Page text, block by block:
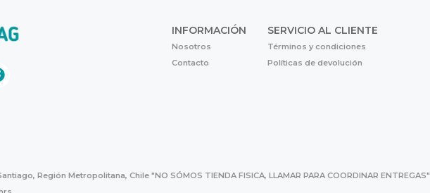
INFORMACIÓN
Nosotros
Contacto
SERVICIO AL CLIENTE
Términos y condiciones
Políticas de devolución
Región Metropolitana, Chile "NO SÓMOS TIENDA FISICA, LLAMAR PARA COORDINAR ENTREGAS"